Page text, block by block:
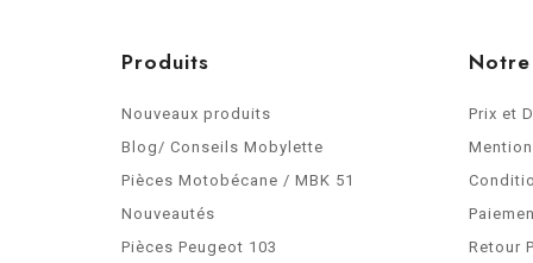
Produits
Nouveaux produits
Blog/ Conseils Mobylette
Pièces Motobécane / MBK 51
Nouveautés
Pièces Peugeot 103
Prix et
Retour